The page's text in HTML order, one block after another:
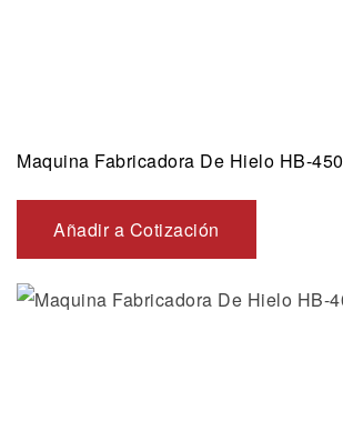
Maquina Fabricadora De Hielo HB-450
Añadir a Cotización